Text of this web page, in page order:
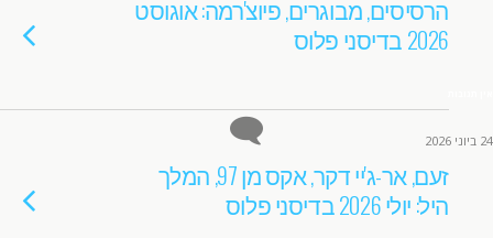
הרסיסים, מבוגרים, פיוצ'רמה: אוגוסט
2026 בדיסני פלוס
24 ביוני 2026
זעם, אר-ג'יי דקר, אקס מן 97, המלך
היל: יולי 2026 בדיסני פלוס